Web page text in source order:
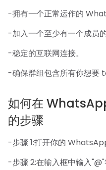
-拥有一个正常运作的
-加入一个至少有一个成员的
-稳定的互联网连接。
-确保群组包含所有你想要
如何在
的步骤
-步骤 1:打开你的
-步骤 2:在输入框中输入